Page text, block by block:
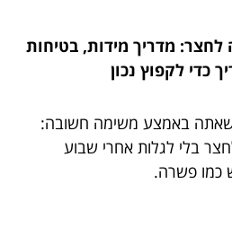
לחצר: מדריך מידות, בטיחות
כדי לקפוץ נכון
באמצע משימה חשובה:
בלי לגלות אחרי שבוע
כמו פשרה.